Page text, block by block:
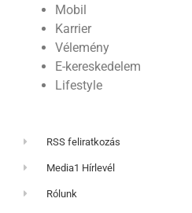
Mobil
Karrier
Vélemény
E-kereskedelem
Lifestyle
RSS feliratkozás
Media1 Hírlevél
Rólunk